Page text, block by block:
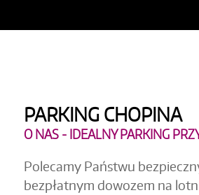
PARKING CHOPINA
O NAS - IDEALNY PARKING
Polecamy Państwu
bezpłatnym dowozem na